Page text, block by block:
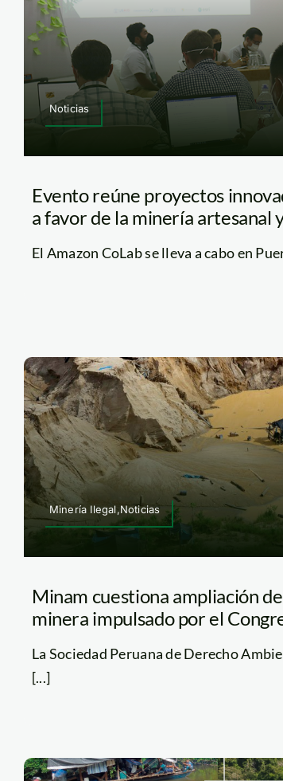
Noticias
Evento reúne proyectos
a favor de la minería artesanal
El Amazon CoLab se lleva a cabo en
Minería Ilegal,Noticias
Minam cuestiona ampliación
minera impulsado por el
La Sociedad Peruana de Derecho
[...]